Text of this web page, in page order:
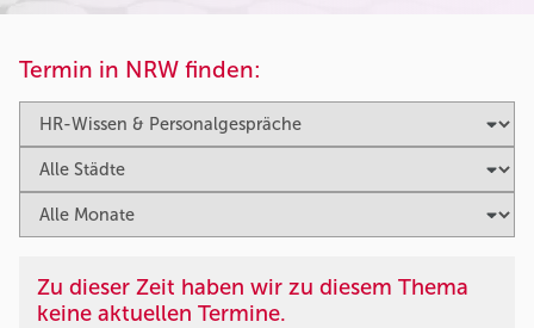
Termin in NRW finden:
Zu dieser Zeit haben wir zu diesem Thema
keine aktuellen Termine.